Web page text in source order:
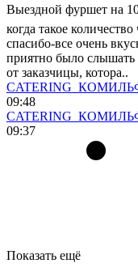
Выездной фуршет на
когда такое
спасибо-все очень
приятно было слышать
от заказчицы, котора..
09:48
09:37
Показать ещё